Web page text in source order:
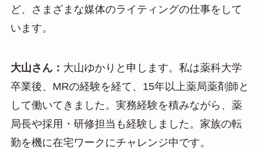
ど、さまざまな媒体のライティングの仕事をして
います。
大山さん： 大山ゆかりと申します。私は薬科大学
卒業後、MRの経験を経て、15年以上薬局薬剤師と
して働いてきました。実務経験を積みながら、薬
局長や採用・研修担当も経験しました。家族の転
勤を機に在宅ワークにチャレンジ中です。